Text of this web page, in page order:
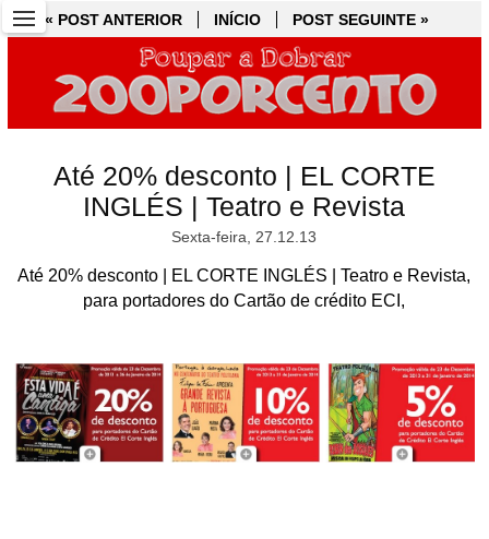
« POST ANTERIOR INÍCIO POST SEGUINTE »
Até 20% desconto | EL CORTE
INGLÉS | Teatro e Revista
Sexta-feira, 27.12.13
Até 20% desconto | EL CORTE INGLÉS | Teatro e Revista,
para portadores do Cartão de crédito ECI,
« POST ANTERIOR INÍCIO POST SEGUINTE »